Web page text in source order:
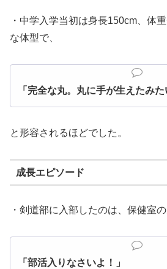
・中学入学当初は身長150cm、体
な体型で、
「完全な丸。丸に手が生えたみた
と形容されるほどでした。
成長エピソード
・剣道部に入部したのは、保健室
「部活入りなさいよ！」